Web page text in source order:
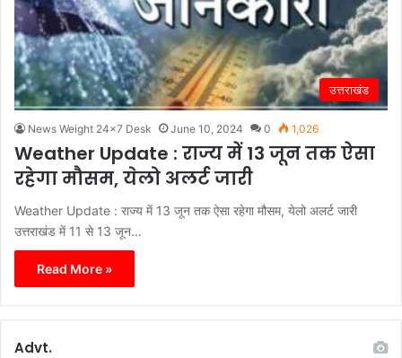
उत्तराखंड
News Weight 24x7 Desk June 10, 2024 0 1,026
Weather Update : राज्य में 13 जून तक ऐसा
रहेगा मौसम, येलो अलर्ट जारी
Weather Update : राज्य में 13 जून तक ऐसा रहेगा मौसम, येलो अलर्ट जारी
उत्तराखंड में 11 से 13 जून…
Read More »
Advt.